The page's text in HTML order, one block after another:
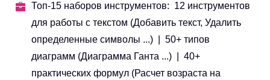
Топ-15 наборов инструментов: 12 инструментов
для работы с текстом (Добавить текст, Удалить
определенные символы ...) | 50+ типов
диаграмм (Диаграмма Ганта ...) | 40+
практических формул (Расчет возраста на